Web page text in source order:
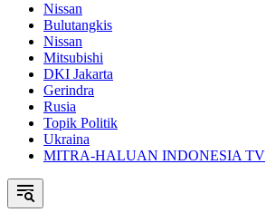
Nissan
Bulutangkis
Nissan
Mitsubishi
DKI Jakarta
Gerindra
Rusia
Topik Politik
Ukraina
MITRA-HALUAN INDONESIA TV